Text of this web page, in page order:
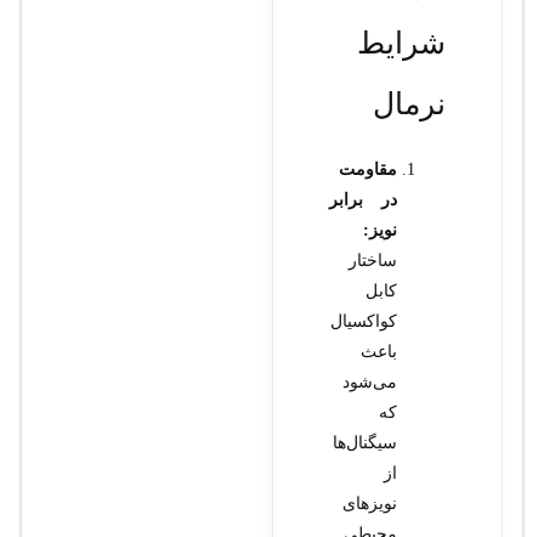
شرایط
نرمال
مقاومت
در برابر
نویز:
ساختار
کابل
کواکسیال
باعث
می‌شود
که
سیگنال‌ها
از
نویزهای